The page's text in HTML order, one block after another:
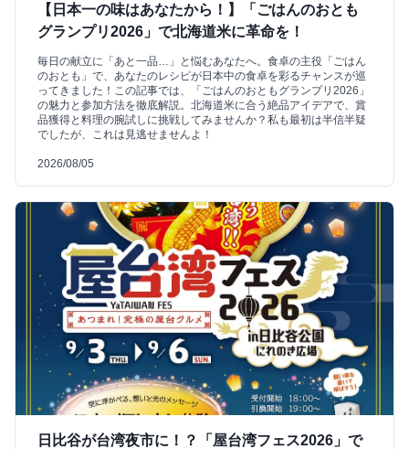
【日本一の味はあなたから！】「ごはんのおとも
グランプリ2026」で北海道米に革命を！
毎日の献立に「あと一品…」と悩むあなたへ。食卓の主役「ごはん
のおとも」で、あなたのレシピが日本中の食卓を彩るチャンスが巡
ってきました！この記事では、「ごはんのおともグランプリ2026」
の魅力と参加方法を徹底解説。北海道米に合う絶品アイデアで、賞
品獲得と料理の腕試しに挑戦してみませんか？私も最初は半信半疑
でしたが、これは見逃せませんよ！
2026/08/05
日比谷が台湾夜市に！？「屋台湾フェス2026」で